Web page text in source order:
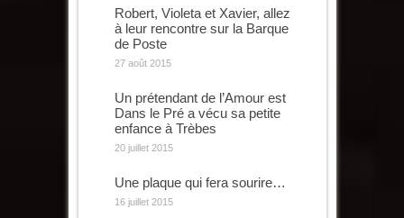
Robert, Violeta et Xavier, allez
à leur rencontre sur la Barque
de Poste
27 août 2015
Un prétendant de l’Amour est
Dans le Pré a vécu sa petite
enfance à Trèbes
20 juillet 2015
Une plaque qui fera sourire…
16 juillet 2015